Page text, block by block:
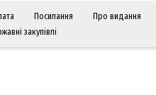
Посилання
Про видання
закупівлі